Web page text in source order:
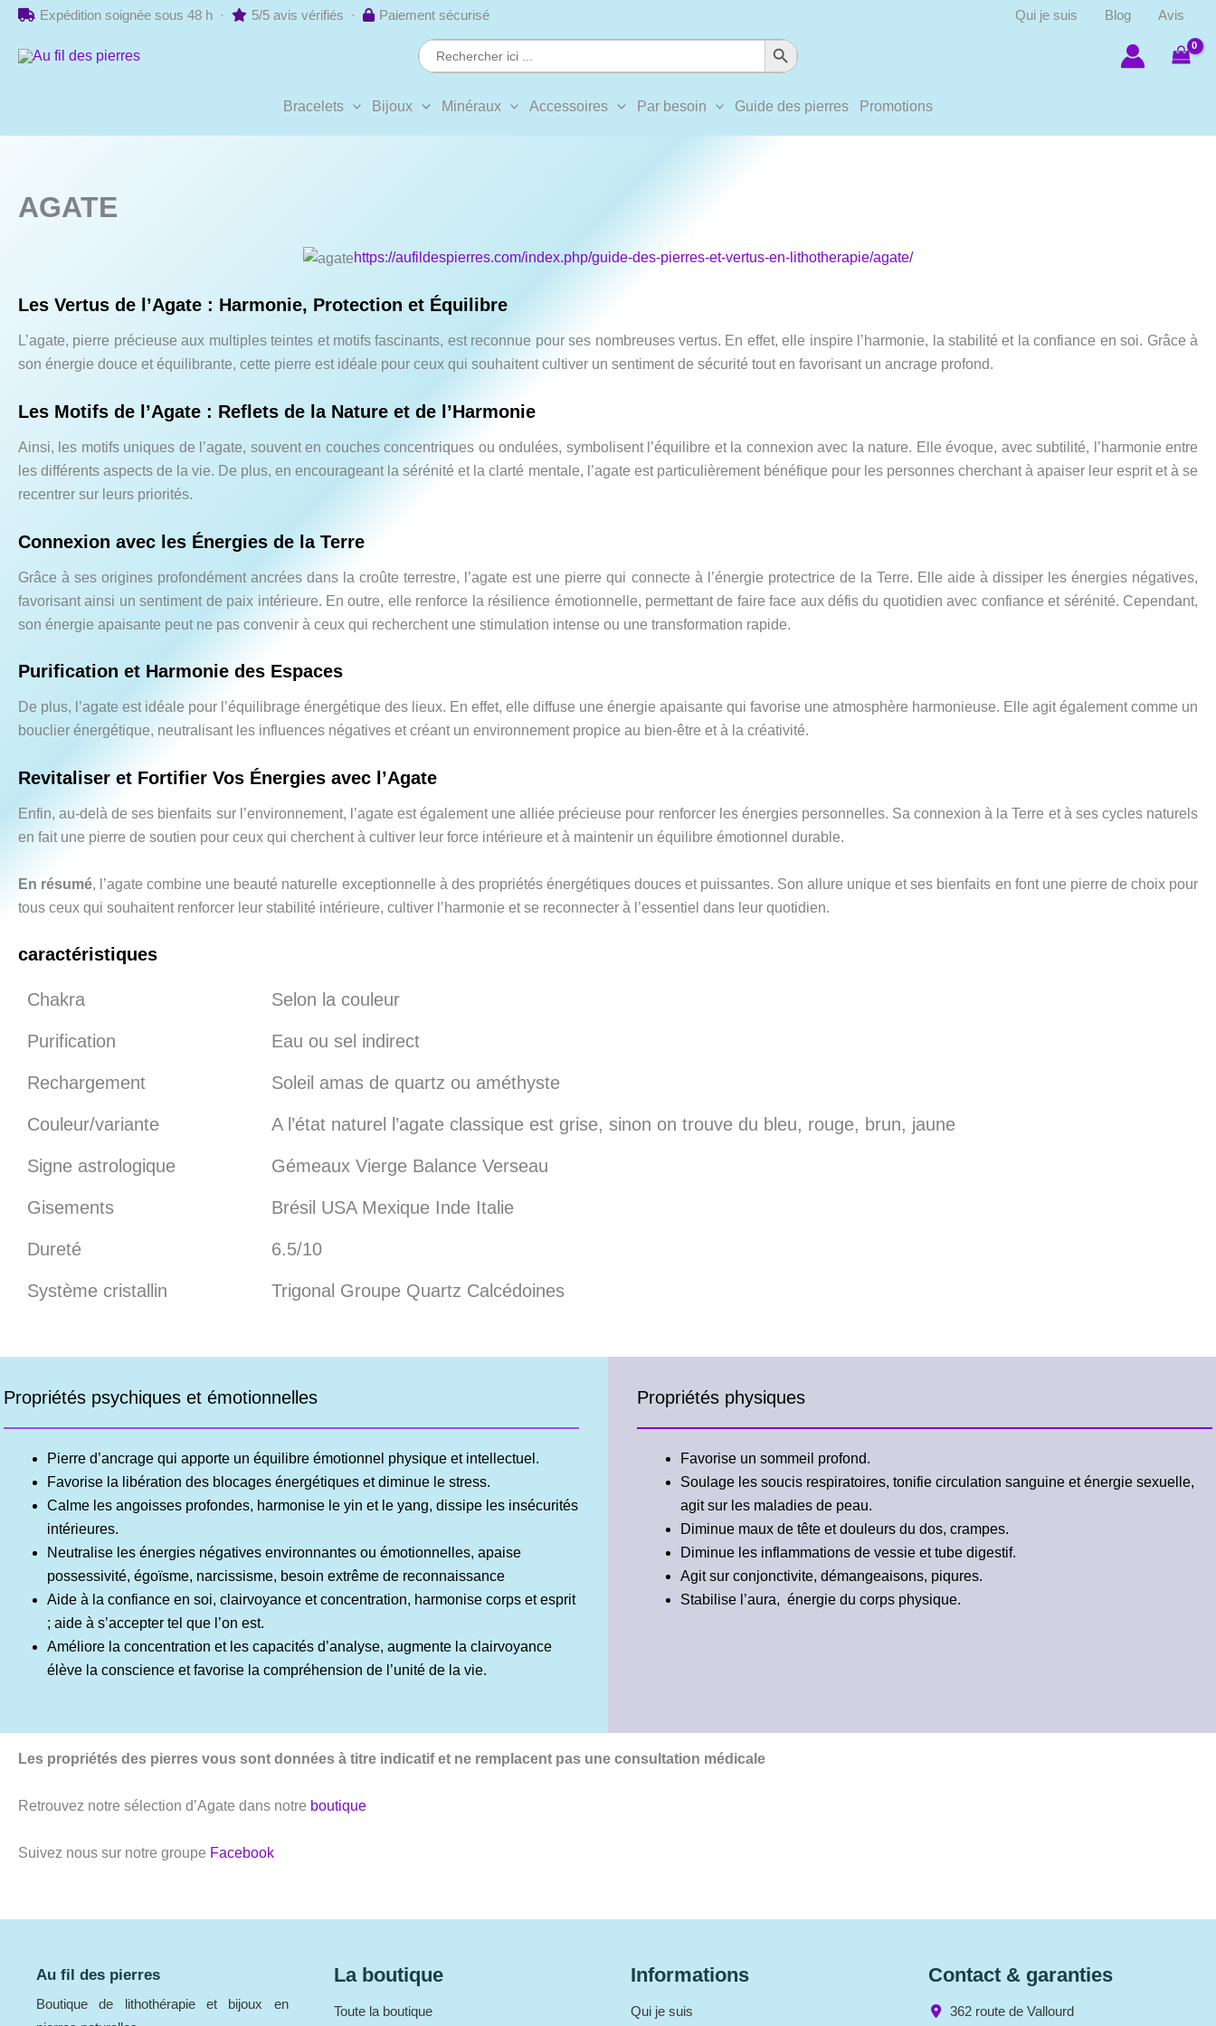
Aller
contenu
Expédition soignée sous 48 h · 5/5 avis vérifiés · Paiement sécurisé Qui je suis Blog
Avis
Search
for:
Search Button
Bracelets Bijoux Minéraux Accessoires Par besoin Guide des pierres Promotions
AGATE
https://aufildespierres.com/index.php/guide-des-pierres-et-vertus-en-lithotherapie/agate/
Les Vertus de l’Agate : Harmonie, Protection et Équilibre
L’agate, pierre précieuse aux multiples teintes et motifs fascinants, est reconnue pour ses nombreuses vertus. En effet, elle inspire l’harmonie, la stabilité et la confiance en soi. Grâce à
son énergie douce et équilibrante, cette pierre est idéale pour ceux qui souhaitent cultiver un sentiment de sécurité tout en favorisant un ancrage profond.
Les Motifs de l’Agate : Reflets de la Nature et de l’Harmonie
Ainsi, les motifs uniques de l’agate, souvent en couches concentriques ou ondulées, symbolisent l’équilibre et la connexion avec la nature. Elle évoque, avec subtilité, l’harmonie entre
les différents aspects de la vie. De plus, en encourageant la sérénité et la clarté mentale, l’agate est particulièrement bénéfique pour les personnes cherchant à apaiser leur esprit et à se
recentrer sur leurs priorités.
Connexion avec les Énergies de la Terre
Grâce à ses origines profondément ancrées dans la croûte terrestre, l’agate est une pierre qui connecte à l’énergie protectrice de la Terre. Elle aide à dissiper les énergies négatives,
favorisant ainsi un sentiment de paix intérieure. En outre, elle renforce la résilience émotionnelle, permettant de faire face aux défis du quotidien avec confiance et sérénité. Cependant,
son énergie apaisante peut ne pas convenir à ceux qui recherchent une stimulation intense ou une transformation rapide.
Purification et Harmonie des Espaces
De plus, l’agate est idéale pour l’équilibrage énergétique des lieux. En effet, elle diffuse une énergie apaisante qui favorise une atmosphère harmonieuse. Elle agit également comme un
bouclier énergétique, neutralisant les influences négatives et créant un environnement propice au bien-être et à la créativité.
Revitaliser et Fortifier Vos Énergies avec l’Agate
Enfin, au-delà de ses bienfaits sur l’environnement, l’agate est également une alliée précieuse pour renforcer les énergies personnelles. Sa connexion à la Terre et à ses cycles naturels
en fait une pierre de soutien pour ceux qui cherchent à cultiver leur force intérieure et à maintenir un équilibre émotionnel durable.
En résumé, l’agate combine une beauté naturelle exceptionnelle à des propriétés énergétiques douces et puissantes. Son allure unique et ses bienfaits en font une pierre de choix pour
tous ceux qui souhaitent renforcer leur stabilité intérieure, cultiver l’harmonie et se reconnecter à l’essentiel dans leur quotidien.
caractéristiques
Chakra Selon la couleur
Purification Eau ou sel indirect
Rechargement Soleil amas de quartz ou améthyste
Couleur/variante A l’état naturel l’agate classique est grise, sinon on trouve du bleu, rouge, brun, jaune
Signe astrologique Gémeaux Vierge Balance Verseau
Gisements Brésil USA Mexique Inde Italie
Dureté 6.5/10
Système cristallin Trigonal Groupe Quartz Calcédoines
Propriétés psychiques et émotionnelles
Pierre d’ancrage qui apporte un équilibre émotionnel physique et intellectuel.
Favorise la libération des blocages énergétiques et diminue le stress.
Calme les angoisses profondes, harmonise le yin et le yang, dissipe les insécurités
intérieures.
Neutralise les énergies négatives environnantes ou émotionnelles, apaise
possessivité, égoïsme, narcissisme, besoin extrême de reconnaissance
Aide à la confiance en soi, clairvoyance et concentration, harmonise corps et esprit
; aide à s’accepter tel que l’on est.
Améliore la concentration et les capacités d’analyse, augmente la clairvoyance
élève la conscience et favorise la compréhension de l’unité de la vie.
Propriétés physiques
Favorise un sommeil profond.
Soulage les soucis respiratoires, tonifie circulation sanguine et énergie sexuelle,
agit sur les maladies de peau.
Diminue maux de tête et douleurs du dos, crampes.
Diminue les inflammations de vessie et tube digestif.
Agit sur conjonctivite, démangeaisons, piqures.
Stabilise l’aura, énergie du corps physique.
Les propriétés des pierres vous sont données à titre indicatif et ne remplacent pas une consultation médicale
Retrouvez notre sélection d’Agate dans notre boutique
Suivez nous sur notre groupe Facebook
Au fil des pierres
Boutique de lithothérapie et bijoux en
La boutique
Toute la boutique
Informations
Qui je suis
Contact & garanties
362 route de Vallourd